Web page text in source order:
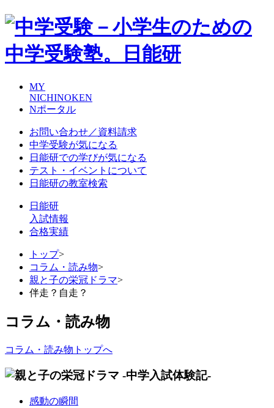
MY
NICHINOKEN
Nポータル
お問い合わせ／資料請求
中学受験が気になる
日能研での学びが気になる
テスト・イベントについて
日能研の教室検索
日能研
入試情報
合格実績
トップ>
コラム・読み物>
親と子の栄冠ドラマ>
伴走？自走？
コラム・読み物
コラム・読み物トップへ
感動の瞬間